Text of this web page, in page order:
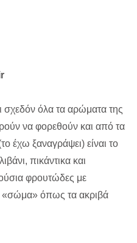
σχεδόν όλα τα αρώματα της
να φορεθούν και από τα
έχω ξαναγράψει) είναι το
πικάντικα και
φρουτώδες με
«σώμα» όπως τα ακριβά